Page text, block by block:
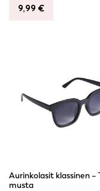
9,99 €
Aurinkolasit klassinen –
musta